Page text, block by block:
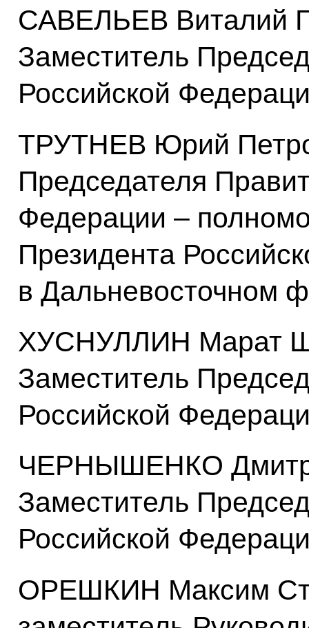
САВЕЛЬЕВ Виталий
Заместитель
Российской
ТРУТНЕВ Юрий
Председателя
Федерации –
Президента
в Дальневосточном
ХУСНУЛЛИН Марат
Заместитель
Российской
ЧЕРНЫШЕНКО
Заместитель
Российской
ОРЕШКИН Максим